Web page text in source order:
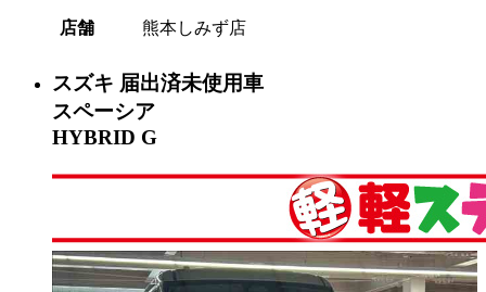
店舗 熊本しみず店
スズキ 届出済未使用車
スペーシア
HYBRID G